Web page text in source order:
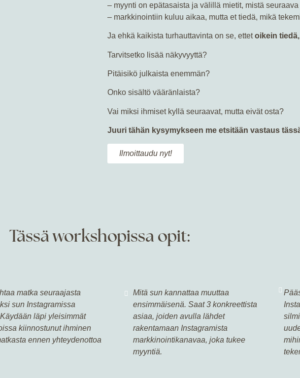
– myynti on epätasaista ja välillä mietit, mistä
– markkinointiin kuluu aikaa, mutta et tiedä, mikä
Ja ehkä kaikista turhauttavinta on se, ettetoikein
Tarvitsetko lisää näkyvyyttä?
Pitäisikö julkaista enemmän?
Onko sisältö vääränlaista?
Vai miksi ihmiset kyllä seuraavat, mutta eivät osta?
Juuri tähän kysymykseen me etsitään vastaus
Ilmoittaudu nyt!
Tässä workshopissa opit:
matka seuraajasta
sun Instagramissa
läpi yleisimmät
kiinnostunut ihminen
ennen yhteydenottoa
Mitä sun kannattaa muuttaa
ensimmäisenä. Saat 3 konkreettista
asiaa, joiden avulla lähdet
rakentamaan Instagramista
markkinointikanavaa, joka tukee
myyntiä.